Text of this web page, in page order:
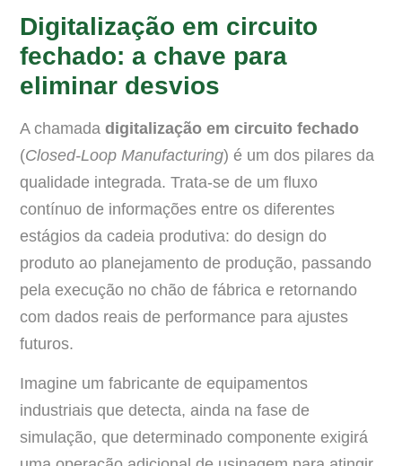
Digitalização em circuito
fechado: a chave para
eliminar desvios
A chamada digitalização em circuito fechado
(Closed-Loop Manufacturing) é um dos pilares da
qualidade integrada. Trata-se de um fluxo
contínuo de informações entre os diferentes
estágios da cadeia produtiva: do design do
produto ao planejamento de produção, passando
pela execução no chão de fábrica e retornando
com dados reais de performance para ajustes
futuros.
Imagine um fabricante de equipamentos
industriais que detecta, ainda na fase de
simulação, que determinado componente exigirá